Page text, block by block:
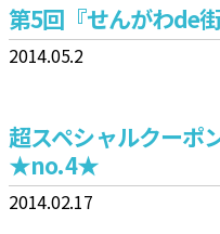
第5回『せんがわde
2014.05.2
超スペシャルクーポ
★no.4★
2014.02.17